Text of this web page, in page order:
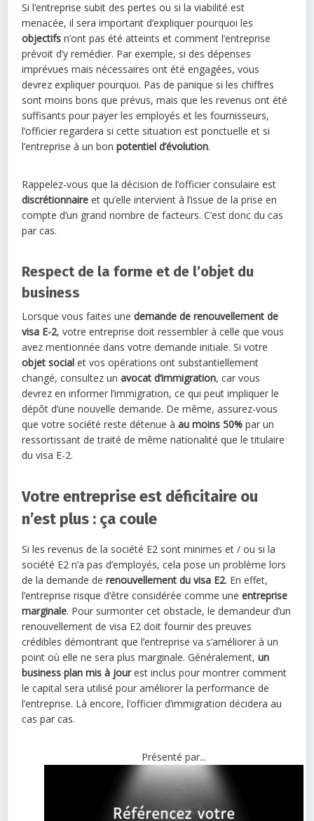
Si l’entreprise subit des pertes ou si la viabilité est
menacée, il sera important d’expliquer pourquoi les
objectifs n’ont pas été atteints et comment l’entreprise
prévoit d’y remédier. Par exemple, si des dépenses
imprévues mais nécessaires ont été engagées, vous
devrez expliquer pourquoi. Pas de panique si les chiffres
sont moins bons que prévus, mais que les revenus ont été
suffisants pour payer les employés et les fournisseurs,
l’officier regardera si cette situation est ponctuelle et si
l’entreprise à un bonpotentiel d’évolution.
Rappelez-vous que la décision de l’officier consulaire est
discrétionnaire et qu’elle intervient à l’issue de la prise en
compte d’un grand nombre de facteurs. C’est donc du cas
par cas.
Respect de la forme et de l’objet du
business
Lorsque vous faites unedemande de renouvellement de
visa E-2, votre entreprise doit ressembler à celle que vous
avez mentionnée dans votre demande initiale. Si votre
objet social et vos opérations ont substantiellement
changé, consultez unavocat d’immigration, car vous
devrez en informer l’immigration, ce qui peut impliquer le
dépôt d’une nouvelle demande. De même, assurez-vous
que votre société reste détenue àau moins 50% par un
ressortissant de traité de même nationalité que le titulaire
du visa E-2.
Votre entreprise est déficitaire ou
n’est plus : ça coule
Si les revenus de la société E2 sont minimes et / ou si la
société E2 n’a pas d’employés, cela pose un problème lors
de la demande derenouvellement du visa E2. En effet,
l’entreprise risque d’être considérée comme uneentreprise
marginale. Pour surmonter cet obstacle, le demandeur d’un
renouvellement de visa E2 doit fournir des preuves
crédibles démontrant que l’entreprise va s’améliorer à un
point où elle ne sera plus marginale. Généralement,un
business plan mis à jourest inclus pour montrer comment
le capital sera utilisé pour améliorer la performance de
l’entreprise. Là encore, l’officier d’immigration décidera au
cas par cas.
Présenté par...